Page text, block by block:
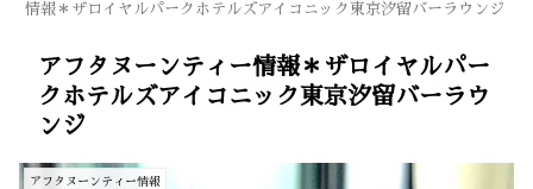
情報＊ザロイヤルパークホテルズアイコニック東京汐留バーラウンジ
アフタヌーンティー情報＊ザロイヤルパー
クホテルズアイコニック東京汐留バーラウ
ンジ
アフタヌーンティー情報